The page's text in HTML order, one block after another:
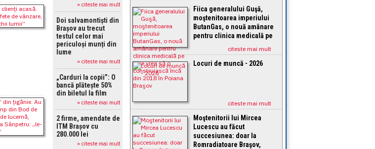
» citeste mai mult
Doi salvamontiști din
Brașov au trecut
testul celor mai
periculoși munți din
lume
» citeste mai mult
„Carduri la copii”: O
bancă plătește 50%
din biletul la film
» citeste mai mult
2 firme, amendate de
ITM Brașov cu
280.000 lei
» citeste mai mult
Fiica generalului Guşă,
moştenitoarea imperiului
ButanGas, o nouă amânare
pentru clinica medicală pe
construiască încă din 2018
în Poiana Braşov
citeste mai mult
Locuri de muncă - 2026
citeste mai mult
Moştenitorii lui Mircea
Lucescu au făcut
succesiunea: doar la
Romradiatoare Braşov,